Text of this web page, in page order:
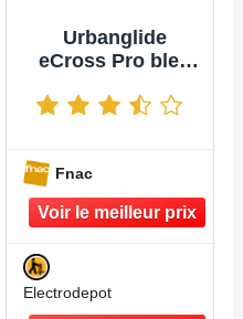
Urbanglide
eCross Pro bleu
Fnac
Electrodepot